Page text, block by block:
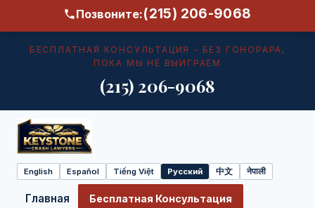
Позвоните:(215) 206-9068
БЕСПЛАТНАЯ КОНСУЛЬТАЦИЯ - БЕЗ ГОНОРАРА,
ПОКА МЫ НЕ ВЫИГРАЕМ
(215) 206-9068
Select
language
English Español Tiếng Việt Русский 中文 नेपाली
Главная Бесплатная Консультация